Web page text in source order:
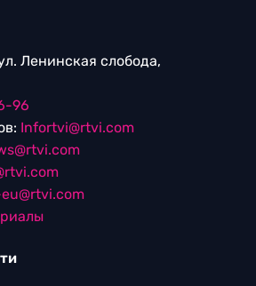
Ленинская слобода,
96
Infortvi@rtvi.com